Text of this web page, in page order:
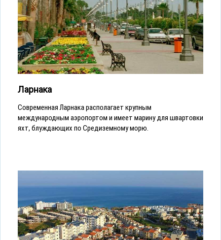
Ларнака
Современная Ларнака располагает крупным
международным аэропортом и имеет марину для швартовки
яхт, блуждающих по Средиземному морю.